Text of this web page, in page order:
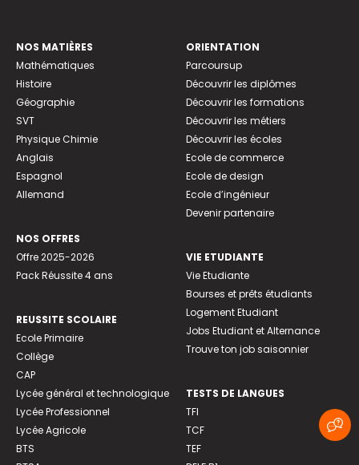
NOS MATIÈRES
Mathématiques
Histoire
Géographie
SVT
Physique Chimie
Anglais
Espagnol
Allemand
NOS OFFRES
Offre 2025-2026
Pack Réussite 4 ans
REUSSITE SCOLAIRE
Ecole Primaire
Collège
CAP
Lycée général et technologique
Lycée Professionnel
Lycée Agricole
BTS
ORIENTATION
Parcoursup
Découvrir les diplômes
Découvrir les formations
Découvrir les métiers
Découvrir les écoles
Ecole de commerce
Ecole de design
Ecole d’ingénieur
Devenir partenaire
VIE ETUDIANTE
Vie Etudiante
Bourses et prêts étudiants
Logement Etudiant
Jobs Etudiant et Alternance
Trouve ton job saisonnier
TESTS DE LANGUES
TFI
TCF
TEF